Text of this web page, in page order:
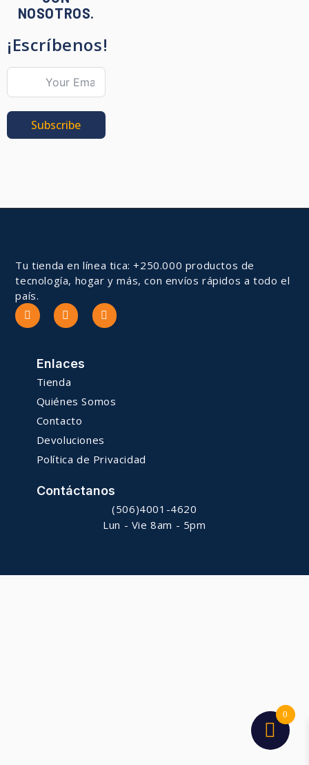
NOSOTROS.
¡Escríbenos!
Subscribe
Tu tienda en línea tica: +250.000 productos de
tecnología, hogar y más, con envíos rápidos a todo el
país.
Enlaces
Tienda
Quiénes Somos
Contacto
Devoluciones
Política de Privacidad
Contáctanos
(506)4001-4620
Lun - Vie 8am - 5pm
0